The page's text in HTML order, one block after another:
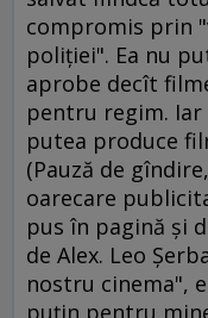
compromis prin
poliţiei". Ea nu
aprobe decît
pentru regim.
putea produce
(Pauză de
oarecare
pus în pagină şi
de Alex. Leo
nostru cinema",
puţin pentru